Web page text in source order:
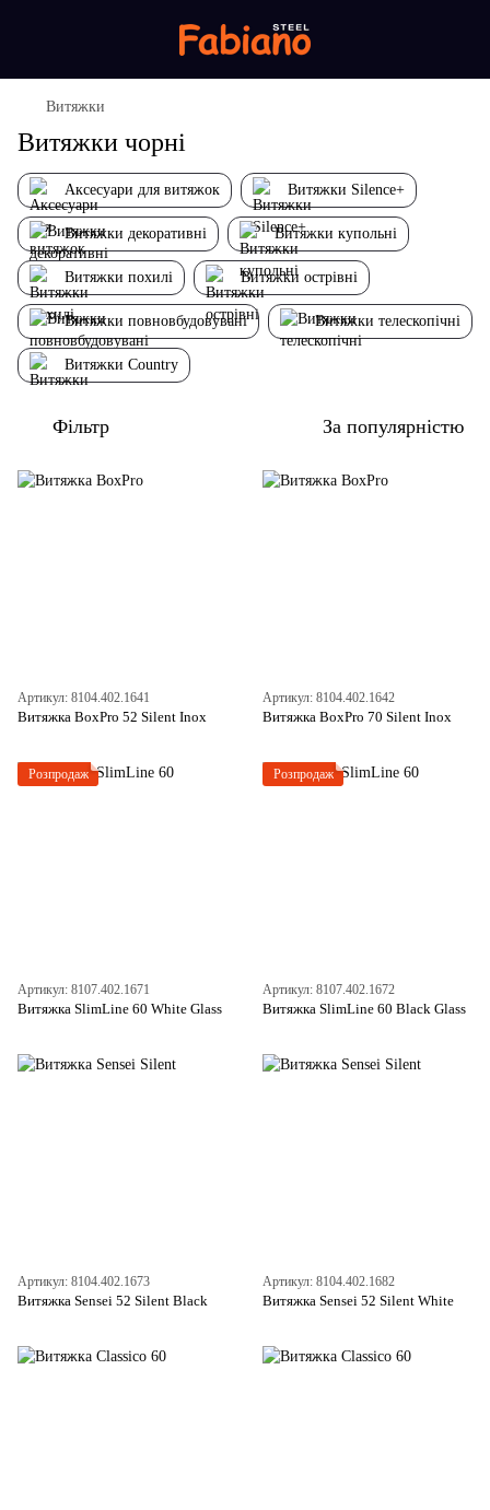
Витяжки
Витяжки чорні
Аксесуари для витяжок Витяжки Silence+
Витяжки декоративні Витяжки купольні
Витяжки похилі Витяжки острівні
Витяжки повновбудовувані Витяжки телескопічні
Витяжки Country
Фільтр За популярністю
Артикул: 8104.402.1641
Витяжка BoxPro 52 Silent Inox
Артикул: 8104.402.1642
Витяжка BoxPro 70 Silent Inox
Розпродаж
Артикул: 8107.402.1671
Витяжка SlimLine 60 White Glass
Розпродаж
Артикул: 8107.402.1672
Витяжка SlimLine 60 Black Glass
Артикул: 8104.402.1673
Витяжка Sensei 52 Silent Black
Артикул: 8104.402.1682
Витяжка Sensei 52 Silent White